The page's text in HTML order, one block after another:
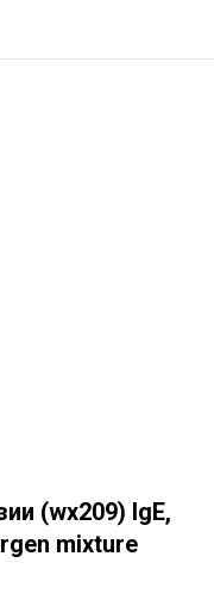
(wx209) IgE,
mixture